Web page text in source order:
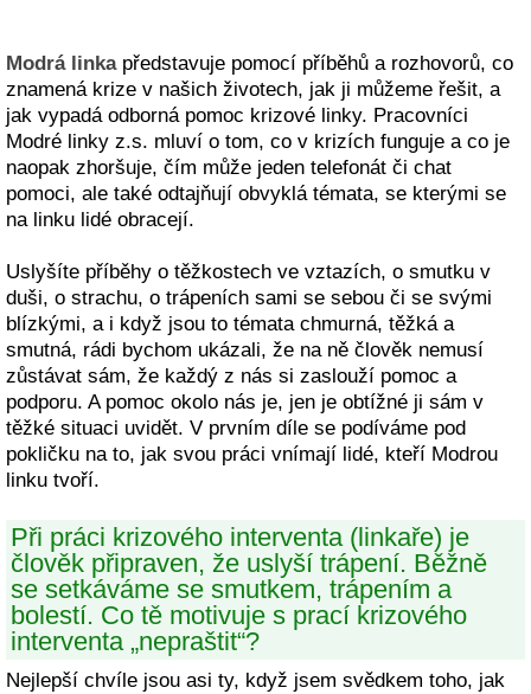
Modrá linkapředstavuje pomocí příběhů a rozhovorů, co
znamená krize v našich životech, jak ji můžeme řešit, a
jak vypadá odborná pomoc krizové linky. Pracovníci
Modré linky z.s. mluví o tom, co v krizích funguje a co je
naopak zhoršuje, čím může jeden telefonát či chat
pomoci, ale také odtajňují obvyklá témata, se kterými se
na linku lidé obracejí.
Uslyšíte příběhy o těžkostech ve vztazích, o smutku v
duši, o strachu, o trápeních sami se sebou či se svými
blízkými, a i když jsou to témata chmurná, těžká a
smutná, rádi bychom ukázali, že na ně člověk nemusí
zůstávat sám, že každý z nás si zaslouží pomoc a
podporu. A pomoc okolo nás je, jen je obtížné ji sám v
těžké situaci uvidět. V prvním díle se podíváme pod
pokličku na to, jak svou práci vnímají lidé, kteří Modrou
linku tvoří.
Při práci krizového interventa (linkaře) je
člověk připraven, že uslyší trápení. Běžně
se setkáváme se smutkem, trápením a
bolestí. Co tě motivuje s prací krizového
interventa „nepraštit“?
Nejlepší chvíle jsou asi ty, když jsem svědkem toho, jak